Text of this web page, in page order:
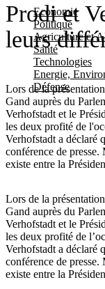
Economie
Politique
Agriculture et
Santé
Technologies
Energie,
Défense
Prodi et
leurs
Lors de la
Gand auprès du
Verhofstadt et le
les deux profité de
Verhofstadt a déclaré
conférence de
existe entre la
Lors de la
Gand auprès du
Verhofstadt et le
les deux profité de
Verhofstadt a déclaré
conférence de
existe entre la